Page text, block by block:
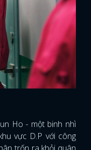
Ho - một binh nhì
vực D.P với công